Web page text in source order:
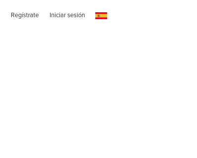
Regístrate Iniciar sesión